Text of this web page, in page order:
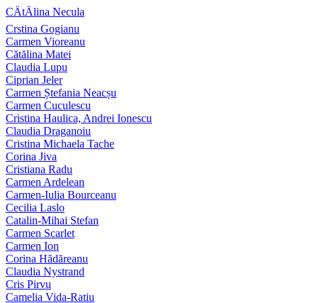
CÄtÄlina Necula
Crstina Gogianu
Carmen Vioreanu
Cătălina Matei
Claudia Lupu
Ciprian Jeler
Carmen Ștefania Neacșu
Carmen Cuculescu
Cristina Haulica, Andrei Ionescu
Claudia Draganoiu
Cristina Michaela Tache
Corina Jiva
Cristiana Radu
Carmen Ardelean
Carmen-Iulia Bourceanu
Cecilia Laslo
Catalin-Mihai Stefan
Carmen Scarlet
Carmen Ion
Corina Hădăreanu
Claudia Nystrand
Cris Pirvu
Camelia Vida-Ratiu